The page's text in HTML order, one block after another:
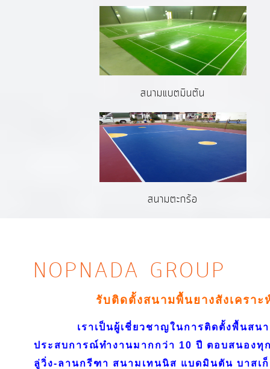
สนามแบตมินตัน
สนามตะกร้อ
NOPNADA GROUP
รับติดตั้งสนามพื้นยางสังเครา
เราเป็นผู้เชี่ยวชาญในการติดตั้งพื้นสนา
ประสบการณ์ทำงานมากกว่า 10 ปี ตอบสนองทุ
ลู่วิ่ง-ลานกรีฑา สนามเทนนิส แบดมินตัน บาสเ